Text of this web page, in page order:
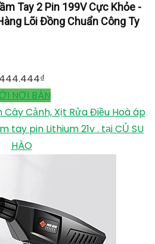
Tay 2 Pin 199V Cực Khỏe -
Lõi Đồng Chuẩn Công Ty
444.444₫
NƠI BÁN
Cây Cảnh, Xịt Rửa Điều Hoà áp
tay pin Lithium 21v . tại CỦ SU
HÀO